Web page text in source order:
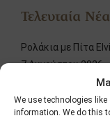
We use technologies
information. We do this
Τελευταία Νέα
Ρολάκια με Πίτα
7 Αυγούστου 2026